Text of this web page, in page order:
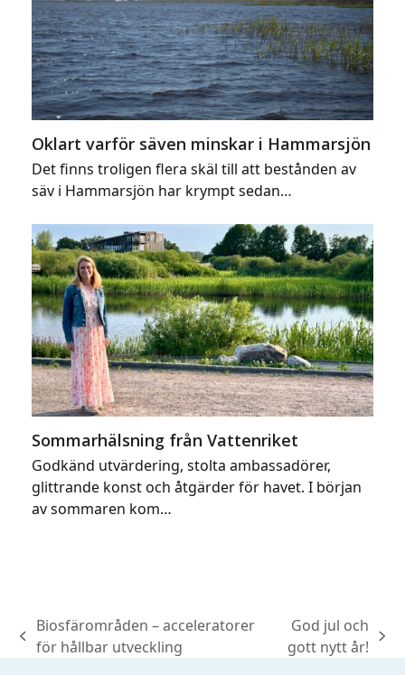
Oklart varför säven minskar i Hammarsjön
Det finns troligen flera skäl till att bestånden av
säv i Hammarsjön har krympt sedan…
Sommarhälsning från Vattenriket
Godkänd utvärdering, stolta ambassadörer,
glittrande konst och åtgärder för havet. I början
av sommaren kom…
previous
Biosfärområden – acceleratorer
för hållbar utveckling
next
God jul och
gott nytt år!